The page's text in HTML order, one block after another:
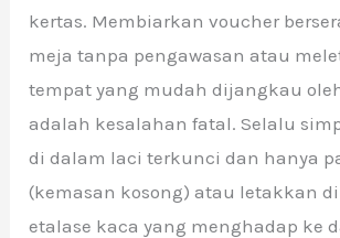
kertas. Membiarkan voucher
meja tanpa pengawasan atau
tempat yang mudah dijangkau
adalah kesalahan fatal. Selalu
di dalam laci terkunci dan hanya
(kemasan kosong) atau letakkan
etalase kaca yang menghadap ke